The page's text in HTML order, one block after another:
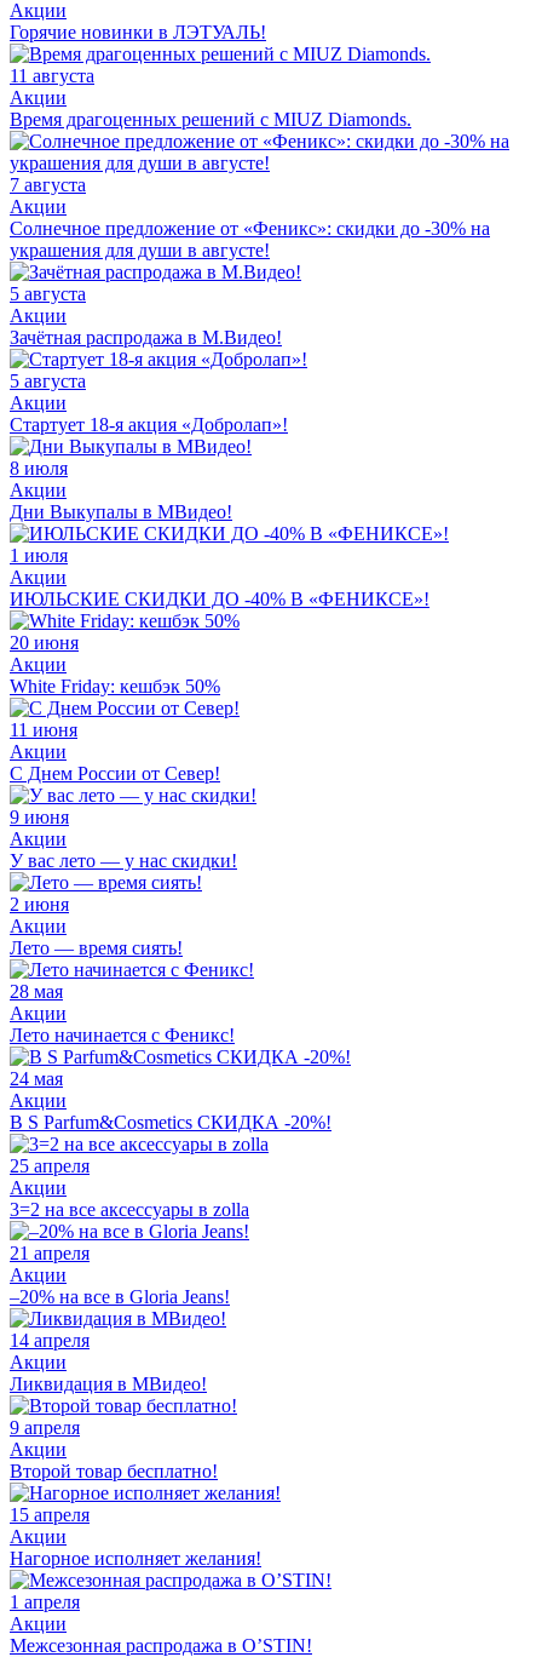
Акции
Горячие новинки в ЛЭТУАЛЬ!
11 августа
Акции
Время драгоценных решений с MIUZ Diamonds.
7 августа
Акции
Солнечное предложение от «Феникс»: скидки до -30% на
украшения для души в августе!
5 августа
Акции
Зачётная распродажа в М.Видео!
5 августа
Акции
Стартует 18-я акция «Добролап»!
8 июля
Акции
Дни Выкупалы в МВидео!
1 июля
Акции
ИЮЛЬСКИЕ СКИДКИ ДО -40% В «ФЕНИКСЕ»!
20 июня
Акции
White Friday: кешбэк 50%
11 июня
Акции
С Днем России от Север!
9 июня
Акции
У вас лето — у нас скидки!
2 июня
Акции
Лето — время сиять!
28 мая
Акции
Лето начинается с Феникс!
24 мая
Акции
В S Parfum&Cosmetics СКИДКА -20%!
25 апреля
Акции
3=2 на все аксессуары в zolla
21 апреля
Акции
–20% на все в Gloria Jeans!
14 апреля
Акции
Ликвидация в МВидео!
9 апреля
Акции
Второй товар бесплатно!
15 апреля
Акции
Нагорное исполняет желания!
1 апреля
Акции
Межсезонная распродажа в O’STIN!